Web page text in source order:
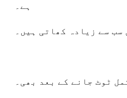
ہے۔
سب سے زیادہ کھاتی ہیں۔
ٹوٹ جانے کے بعد بھی۔